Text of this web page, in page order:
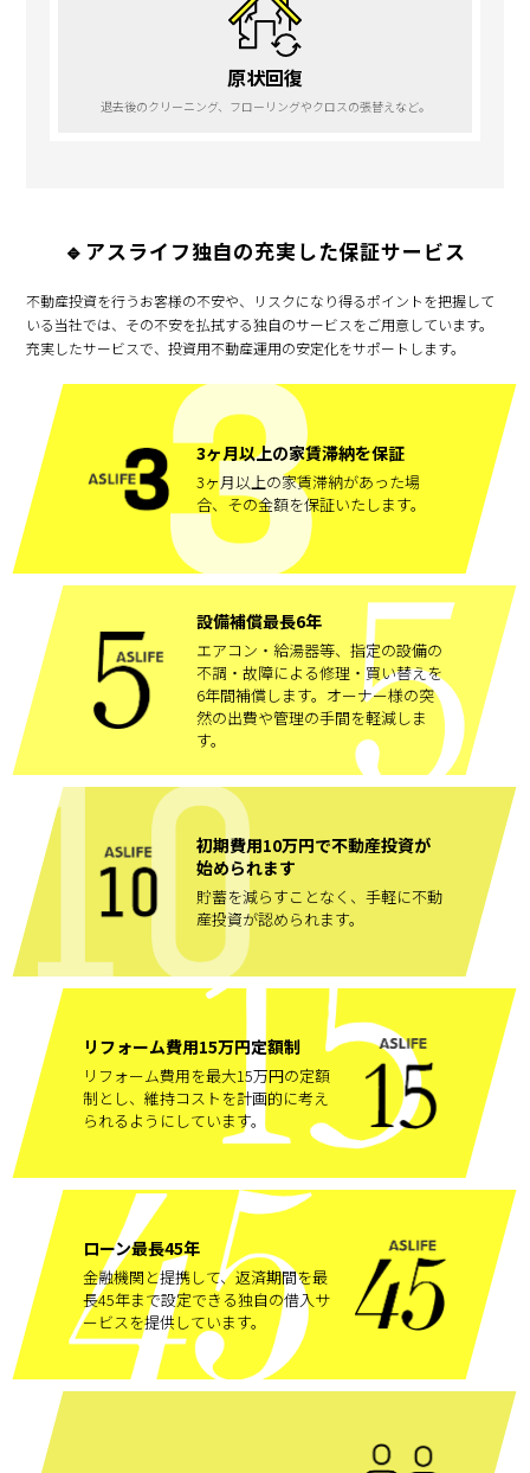
原状回復
退去後のクリーニング、フローリングやクロスの張替えなど。
🔹アスライフ独自の充実した保証サービス
不動産投資を行うお客様の不安や、リスクになり得るポイントを把握して
いる当社では、その不安を払拭する独自のサービスをご用意しています。
充実したサービスで、投資用不動産運用の安定化をサポートします。
3ヶ月以上の家賃滞納を保証
3ヶ月以上の家賃滞納があった場
合、その金額を保証いたします。
設備補償最長6年
エアコン・給湯器等、指定の設備の
不調・故障による修理・買い替えを
6年間補償します。オーナー様の突
然の出費や管理の手間を軽減しま
す。
初期費用10万円で不動産投資が
始められます
貯蓄を減らすことなく、手軽に不動
産投資が認められます。
リフォーム費用15万円定額制
リフォーム費用を最大15万円の定額
制とし、維持コストを計画的に考え
られるようにしています。
ローン最長45年
金融機関と提携して、返済期間を最
長45年まで設定できる独自の借入サ
ービスを提供しています。